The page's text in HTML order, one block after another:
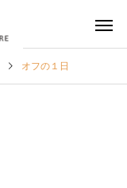
オフの１日